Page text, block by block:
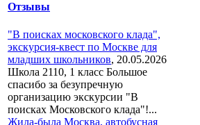
Отзывы
"В поисках московского клада",
экскурсия-квест по Москве для
младших школьников, 20.05.2026
Школа 2110, 1 класс Большое
спасибо за безупречную
организацию экскурсии "В
поисках Московского клада"!...
Жила-была Москва, автобусная